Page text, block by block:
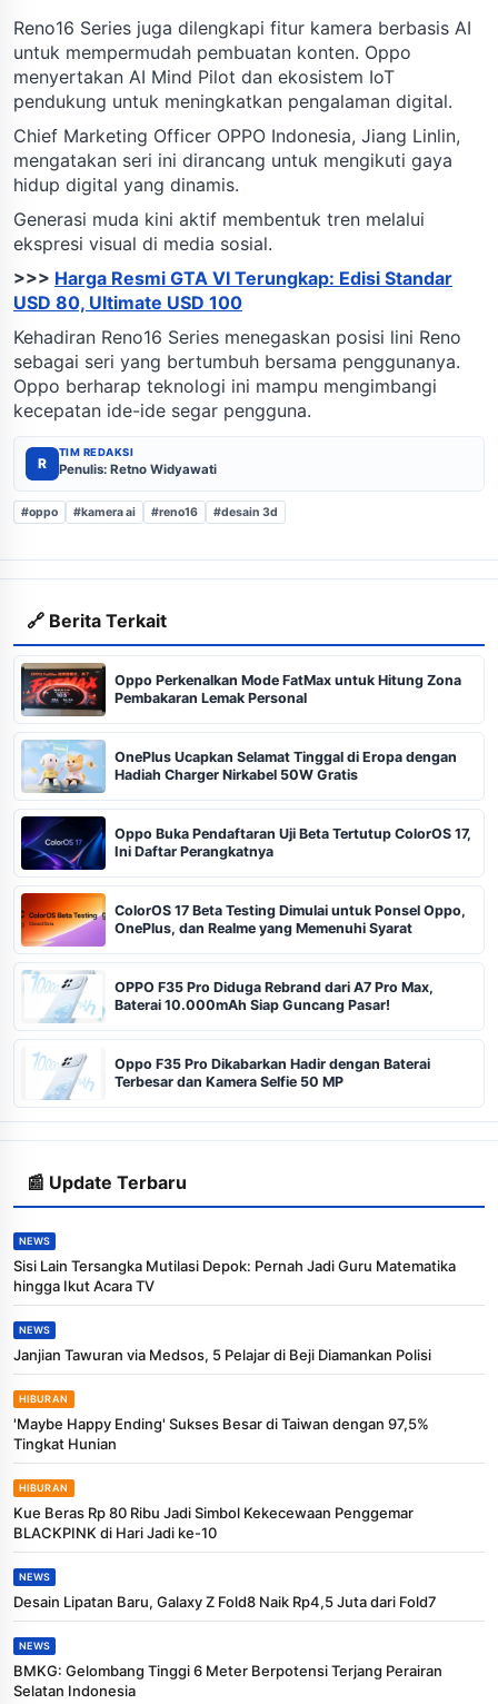
Reno16 Series juga dilengkapi fitur kamera berbasis AI
untuk mempermudah pembuatan konten. Oppo
menyertakan AI Mind Pilot dan ekosistem IoT
pendukung untuk meningkatkan pengalaman digital.
Chief Marketing Officer OPPO Indonesia, Jiang Linlin,
mengatakan seri ini dirancang untuk mengikuti gaya
hidup digital yang dinamis.
Generasi muda kini aktif membentuk tren melalui
ekspresi visual di media sosial.
>>> Harga Resmi GTA VI Terungkap: Edisi Standar
USD 80, Ultimate USD 100
Kehadiran Reno16 Series menegaskan posisi lini Reno
sebagai seri yang bertumbuh bersama penggunanya.
Oppo berharap teknologi ini mampu mengimbangi
kecepatan ide-ide segar pengguna.
R
TIM REDAKSI
Penulis: Retno Widyawati
#oppo #kamera ai #reno16 #desain 3d
🔗 Berita Terkait
Oppo Perkenalkan Mode FatMax untuk Hitung Zona
Pembakaran Lemak Personal
OnePlus Ucapkan Selamat Tinggal di Eropa dengan
Hadiah Charger Nirkabel 50W Gratis
Oppo Buka Pendaftaran Uji Beta Tertutup ColorOS 17,
Ini Daftar Perangkatnya
ColorOS 17 Beta Testing Dimulai untuk Ponsel Oppo,
OnePlus, dan Realme yang Memenuhi Syarat
OPPO F35 Pro Diduga Rebrand dari A7 Pro Max,
Baterai 10.000mAh Siap Guncang Pasar!
Oppo F35 Pro Dikabarkan Hadir dengan Baterai
Terbesar dan Kamera Selfie 50 MP
📰 Update Terbaru
NEWS
Sisi Lain Tersangka Mutilasi Depok: Pernah Jadi Guru Matematika
hingga Ikut Acara TV
NEWS
Janjian Tawuran via Medsos, 5 Pelajar di Beji Diamankan Polisi
HIBURAN
'Maybe Happy Ending' Sukses Besar di Taiwan dengan 97,5%
Tingkat Hunian
HIBURAN
Kue Beras Rp 80 Ribu Jadi Simbol Kekecewaan Penggemar
BLACKPINK di Hari Jadi ke-10
NEWS
Desain Lipatan Baru, Galaxy Z Fold8 Naik Rp4,5 Juta dari Fold7
NEWS
BMKG: Gelombang Tinggi 6 Meter Berpotensi Terjang Perairan
Selatan Indonesia